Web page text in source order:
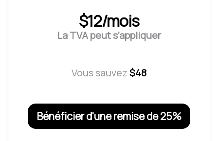
$12/mois
La TVA peut s’appliquer
Vous sauvez$48
Bénéficier d'une remise de 25%